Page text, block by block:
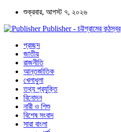
শুক্রবার, আগস্ট ৭, ২০২৬
Publisher - চট্টগ্রামের কন্ঠস্বর
প্রচ্ছদ
জাতীয়
রাজনীতি
আন্তর্জাতিক
খেলাধুলা
তথ্য প্রযুক্তি
বিনোদন
নারী ও শিশু
বিশেষ সংবাদ
সারা বাংলা